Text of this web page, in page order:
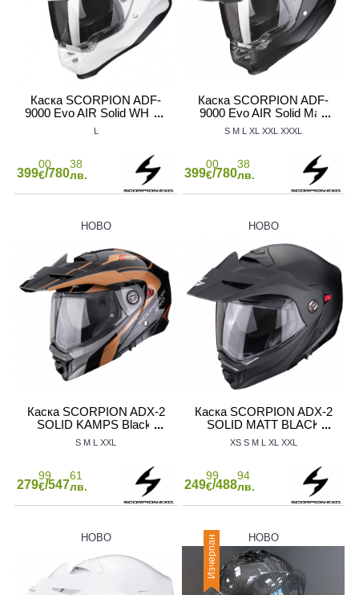
Каска SCORPION ADF-
9000 Evo AIR Solid WHITE
L
399
00
€/780
38
лв.
Каска SCORPION ADF-
9000 Evo AIR Solid Мatt
Black
S M L XL XXL XXXL
399
00
€/780
38
лв.
НОВО
Каска SCORPION ADX-2
SOLID KAMPS Black-
Copper
S M XXL
279
99
€/547
61
лв.
НОВО
Каска SCORPION ADX-2
SOLID MATT BLACK
XS S M XL XXL
249
99
€/488
94
лв.
НОВО Изчерпан НОВО